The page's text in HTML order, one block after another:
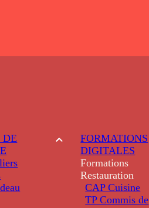
DE
FORMATIONS
DIGITALES
Formations
Restauration
CAP Cuisine
TP Commis de